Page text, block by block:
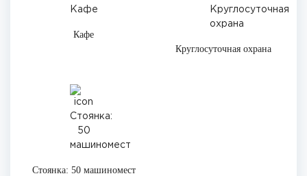
Кафе
Круглосуточная охрана
Стоянка: 50 машиномест